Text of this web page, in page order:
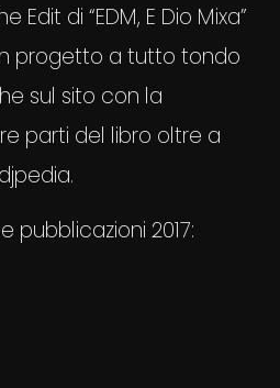
Edit di “EDM, E Dio Mixa”
progetto a tutto tondo
sul sito con la
parti del libro oltre a
pubblicazioni 2017: